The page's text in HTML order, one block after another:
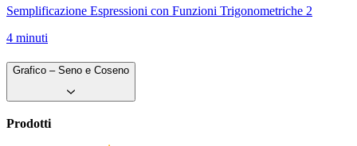
Semplificazione Espressioni con Funzioni Trigonometriche 2
4 minuti
Grafico – Seno e Coseno
Prodotti